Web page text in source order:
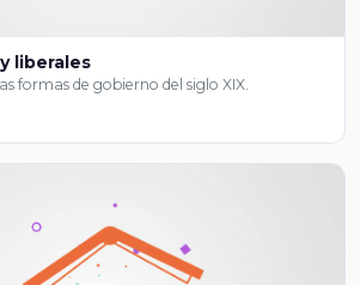
liberales
formas de gobierno del siglo XIX.